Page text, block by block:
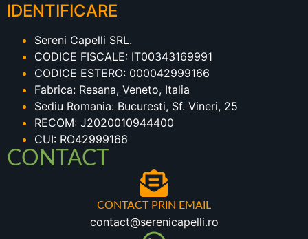
IDENTIFICARE
Sereni Capelli SRL.
CODICE FISCALE: IT00343169991
CODICE ESTERO: 000042999166
Fabrica: Resana, Veneto, Italia
Sediu Romania: Bucuresti, Sf. Vineri, 25
RECOM: J2020010944400
CUI: RO42999166
CONTACT
CONTACT PRIN EMAIL
contact@serenicapelli.ro